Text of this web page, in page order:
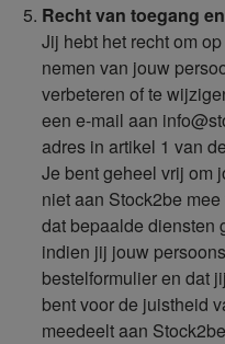
Recht van toegang
Jij hebt het recht om
nemen van jouw
verbeteren of te
een e-mail aan
adres in artikel 1 van
Je bent geheel vrij om
niet aan Stock2be
dat bepaalde diensten
indien jij jouw
bestelformulier en dat
bent voor de juistheid
meedeelt aan